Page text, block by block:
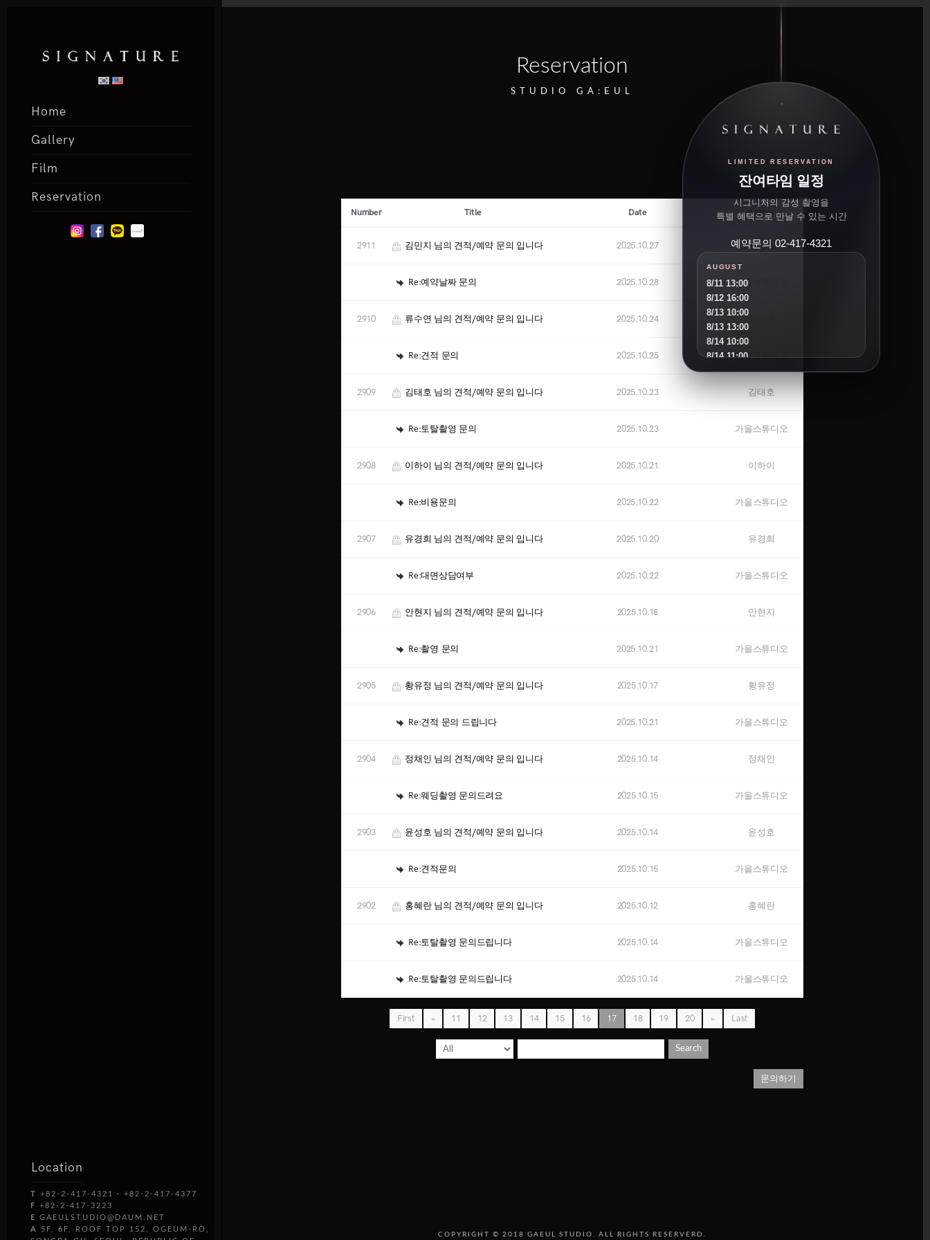
Home
Gallery
Film
Reservation
Location
T
+82-2-417-4321 · +82-2-417-4377
F
+82-2-417-3223
E
GAEULSTUDIO@DAUM.NET
A
5F, 6F, ROOF TOP 152, OGEUM-RO,
Reservation
STUDIO GA:EUL
Number Title Date Author
2911 김민지 님의 견적/예약 문의 입니다 2025.10.27 김민지
Re:예약날짜 문의 2025.10.28 가을스튜디오
2910 류수연 님의 견적/예약 문의 입니다 2025.10.24
Re:견적 문의 2025.10.25 가을스튜디오
2909 김태호 님의 견적/예약 문의 입니다 2025.10.23 김태호
Re:토탈촬영 문의 2025.10.23 가을스튜디오
2908 이하이 님의 견적/예약 문의 입니다 2025.10.21 이하이
Re:비용문의 2025.10.22 가을스튜디오
2907 유경희 님의 견적/예약 문의 입니다 2025.10.20 유경희
Re:대면상담여부 2025.10.22 가을스튜디오
2906 안현지 님의 견적/예약 문의 입니다 2025.10.18 안현지
Re:촬영 문의 2025.10.21 가을스튜디오
2905 황유정 님의 견적/예약 문의 입니다 2025.10.17 황유정
Re:견적 문의 드립니다 2025.10.21 가을스튜디오
2904 정채인 님의 견적/예약 문의 입니다 2025.10.14 정채인
Re:웨딩촬영 문의드려요 2025.10.15 가을스튜디오
2903 윤성호 님의 견적/예약 문의 입니다 2025.10.14 윤성호
Re:견적문의 2025.10.15 가을스튜디오
2902 홍혜란 님의 견적/예약 문의 입니다 2025.10.12 홍혜란
Re:토탈촬영 문의드립니다 2025.10.14 가을스튜디오
Re:토탈촬영 문의드립니다 2025.10.14 가을스튜디오
First « 11 12 13 14 15 16 17 18 19 20 » Last
Search
문의하기
COPYRIGHT © 2018 GAEUL STUDIO. ALL RIGHTS RESERVERD.
LIMITED RESERVATION
잔여타임 일정
시그니처의 감성 촬영을
특별 혜택으로 만날 수 있는 시간
예약문의 02-417-4321
AUGUST
8/11 13:00
8/12 16:00
8/13 10:00
8/13 13:00
8/14 10:00
8/14 11:00
8/15 10:00
8/19 10:00
8/22 10:00
8/27 10:00
DECEMBER
잔여타임 상담하기